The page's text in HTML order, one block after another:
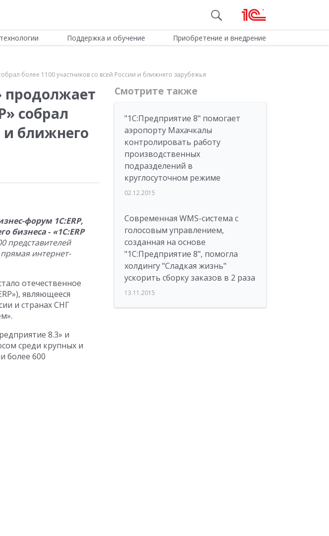
Поддержка и обучение Приобретение и внедрение
более 1100 участников со всей России и ближнего зарубежья
продолжает
собрал
и ближнего
форум 1С:ERP,
бизнеса ‑ «1С:ERP
представителей
интернет-
отечественное
являющееся
и странах СНГ
8.3» и
среди крупных и
более 600
Смотрите также
"1С:Предприятие 8" помогает
аэропорту Махачкалы
контролировать работу
производственных
подразделений в
круглосуточном режиме
02.12.2015
Современная WMS-система с
голосовым управлением,
созданная на основе
"1С:Предприятие 8", помогла
холдингу "Сладкая жизнь"
ускорить сборку заказов в 2 раза
13.11.2015